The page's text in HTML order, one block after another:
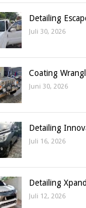
Detailing
Juli 30, 2026
Coating
Juni 30, 2026
Detailing
Juli 16, 2026
Detailing
Juli 12, 2026